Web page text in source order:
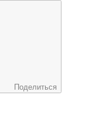
Поделиться